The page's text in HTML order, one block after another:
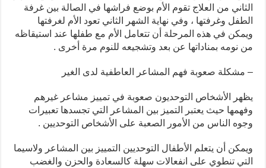
الثاني من العلاج تقوم الأم بوضع فراشها في الصالة بين غرفة
الطفل وغرفتها ، وفي نهاية الشهر الثاني تعود الأم لغرفتها
ويمكن في هذه المرحلة أن تتعامل الأم مع طفلها عند استيقاظه
من نومه بمناداتها عن بعد وتشجيعه للنوم مرة أخرى .
– مشكلة صعوبة فهم المشاعر العاطفية لدى الغير
يظهر الأشخاص التوحديون صعوبة في تمييز مشاعر غيرهم
وفهمها حيث يعتبر التميز بين المشاعر التي تجسدها تعبيرات
وجوه الناس من الأمور الصعبة على الأشخاص التوحديين .
ويمكن أن يتعلم الأطفال التوحديين التمييز بين المشاعر ولاسيما
التي تنطوي على انفعالات سهلة كالسعادة والحزن والغضب